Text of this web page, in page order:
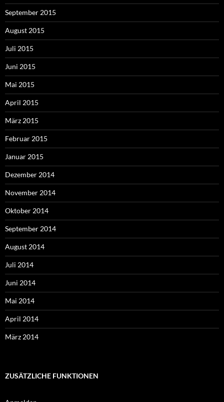
September 2015
August 2015
Juli 2015
Juni 2015
Mai 2015
April 2015
März 2015
Februar 2015
Januar 2015
Dezember 2014
November 2014
Oktober 2014
September 2014
August 2014
Juli 2014
Juni 2014
Mai 2014
April 2014
März 2014
ZUSÄTZLICHE FUNKTIONEN